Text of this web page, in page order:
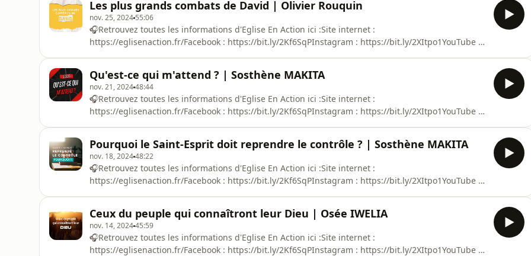
Les plus grands combats de David | Olivier Rouquin
nov. 25, 2024 55:06
🎧Retrouvez toutes les informations d'Eglise En Action ici :Site internet :
https://eglisenaction.fr/Facebook : https://bit.ly/2Kf6SqPInstagram : https://bit.ly/2XItpo1YouTube :
Qu'est-ce qui m'attend ? | Sosthène MAKITA
nov. 21, 202448:44
🎧Retrouvez toutes les informations d'Eglise En Action ici :Site internet :
https://eglisenaction.fr/Facebook : https://bit.ly/2Kf6SqPInstagram : https://bit.ly/2XItpo1YouTube :
Pourquoi le Saint-Esprit doit reprendre le contrôle ? | Sosthène MAKITA
nov. 18, 202448:22
🎧Retrouvez toutes les informations d'Eglise En Action ici :Site internet :
https://eglisenaction.fr/Facebook : https://bit.ly/2Kf6SqPInstagram : https://bit.ly/2XItpo1YouTube :
Ceux du peuple qui connaîtront leur Dieu | Osée IWELIA
nov. 14, 202445:59
🎧Retrouvez toutes les informations d'Eglise En Action ici :Site internet :
https://eglisenaction.fr/Facebook : https://bit.ly/2Kf6SqPInstagram : https://bit.ly/2XItpo1YouTube :